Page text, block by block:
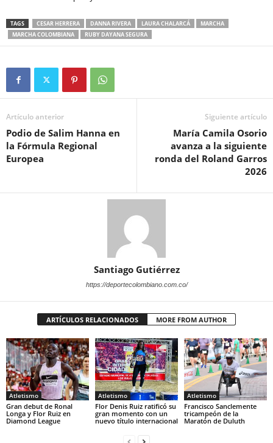
TAGS CESAR HERRERA DANNA RIVERA LAURA CHALARCÁ
MARCHA
MARCHA COLOMBIANA
RUBY DAYANA SEGURA
Artículo anterior
Podio de Salim Hanna en
la Fórmula Regional
Europea
Siguiente artículo
María Camila Osorio
avanza a la siguiente
ronda del Roland Garros
2026
Santiago Gutiérrez
https://deportecolombiano.com.co/
ARTÍCULOS RELACIONADOS MORE FROM AUTHOR
Atletismo
Gran debut de Ronal
Longa y Flor Ruiz en
Diamond League
Atletismo
Flor Denis Ruiz ratificó su
gran momento con un
nuevo título internacional
Atletismo
Francisco Sanclemente
tricampeón de la
Maratón de Duluth